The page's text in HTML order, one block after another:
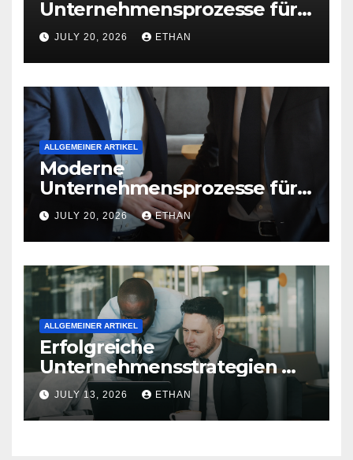
Unternehmensprozesse für
nachhaltige
Betriebsentwicklung
JULY 20, 2026 ETHAN
ALLGEMEINER ARTIKEL
Moderne
Unternehmensprozesse für
nachhaltige
Strukturentwicklung
JULY 20, 2026 ETHAN
ALLGEMEINER ARTIKEL
Erfolgreiche
Unternehmensstrategien mit
nachhaltiger Wirkung
JULY 13, 2026 ETHAN